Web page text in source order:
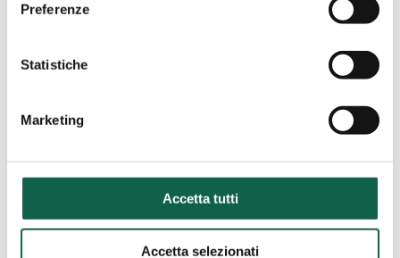
Preferenze
Statistiche
Marketing
Accetta tutti
Accetta selezionati
SCREENING
CARDIOVASCOLARE